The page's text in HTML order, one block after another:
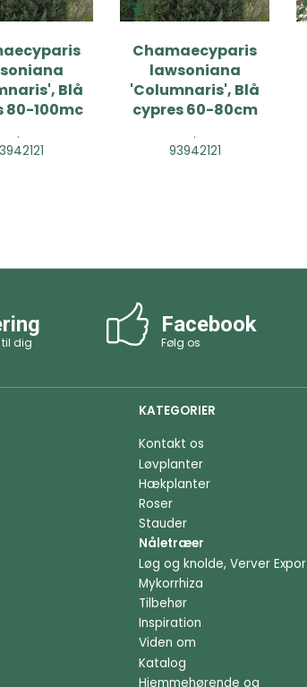
Blå
80-100mc
.
Chamaecyparis
lawsoniana
'Columnaris', Blå
cypres 60-80cm
.
93942121
til dig
Facebook
Følg os
KATEGORIER
Kontakt os
Løvplanter
Hækplanter
Roser
Stauder
Nåletræer
Løg og knolde, Verver
Mykorrhiza
Tilbehør
Inspiration
Viden om
Katalog
Hjemmehørende og